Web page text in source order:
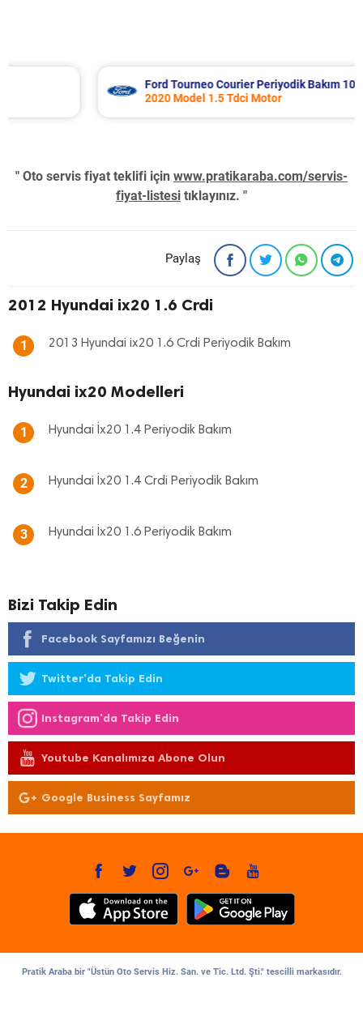
Ford Tourneo Courier Periyodik Bakım 10.485 TL
2020 Model 1.5 Tdci Motor
" Oto servis fiyat teklifi için www.pratikaraba.com/servis-
fiyat-listesi tıklayınız. "
Paylaş
2012 Hyundai ix20 1.6 Crdi
1 2013 Hyundai ix20 1.6 Crdi Periyodik Bakım
Hyundai ix20 Modelleri
1 Hyundai İx20 1.4 Periyodik Bakım
2 Hyundai İx20 1.4 Crdi Periyodik Bakım
3 Hyundai İx20 1.6 Periyodik Bakım
Bizi Takip Edin
Facebook Sayfamızı Beğenin
Twitter'da Takip Edin
Instagram'da Takip Edin
Youtube Kanalımıza Abone Olun
Google Business Sayfamız
Pratik Araba bir "Üstün Oto Servis Hiz. San. ve Tic. Ltd. Şti." tescilli markasıdır.